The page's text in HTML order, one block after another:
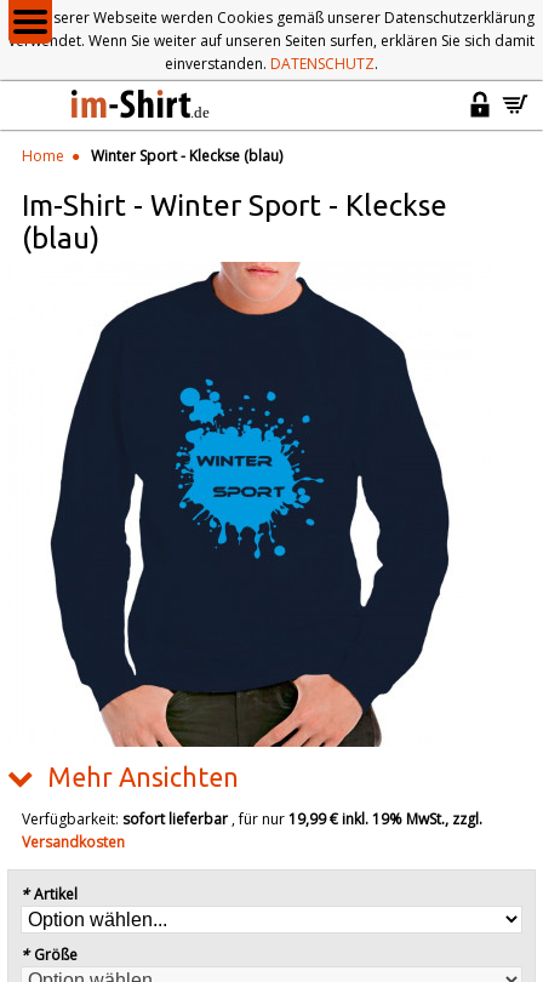
Auf unserer Webseite werden Cookies gemäß unserer Datenschutzerklärung
verwendet. Wenn Sie weiter auf unseren Seiten surfen, erklären Sie sich damit
einverstanden. DATENSCHUTZ.
Home Winter Sport - Kleckse (blau)
Im-Shirt - Winter Sport - Kleckse
(blau)
Mehr Ansichten
Verfügbarkeit: sofort lieferbar, für nur19,99 €inkl. 19% MwSt., zzgl.
Versandkosten
* Artikel
* Größe